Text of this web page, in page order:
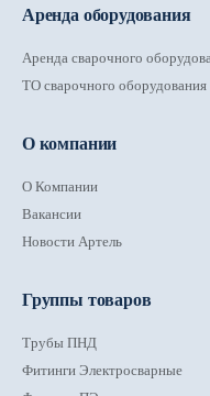
Аренда оборудования
Аренда сварочного
ТО сварочного оборудования
О компании
О Компании
Вакансии
Новости Артель
Группы товаров
Трубы ПНД
Фитинги Электросварные